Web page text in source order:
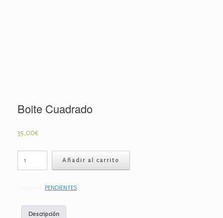
Boite Cuadrado
35,00€
Añadir al carrito
PENDIENTES
Descripción